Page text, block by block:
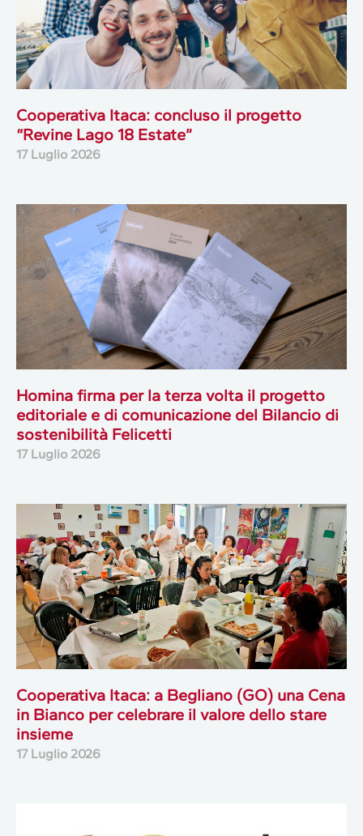
Cooperativa Itaca: concluso il progetto
“Revine Lago 18 Estate”
17 Luglio 2026
Homina firma per la terza volta il progetto
editoriale e di comunicazione del Bilancio di
sostenibilità Felicetti
17 Luglio 2026
Cooperativa Itaca: a Begliano (GO) una Cena
in Bianco per celebrare il valore dello stare
insieme
17 Luglio 2026